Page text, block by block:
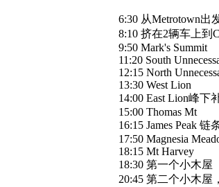
6:30 从Metrotown出
8:10 挤在2辆车上到
9:50 Mark's Summit
11:20 South
12:15 North
13:30 West Lion
14:00 East Lion峰下
15:00 Thomas Mt
16:15 James Peak 链
17:50 Magnesia
18:15 Mt Harvey
18:30 第一个小木屋
20:45 第二个小木屋